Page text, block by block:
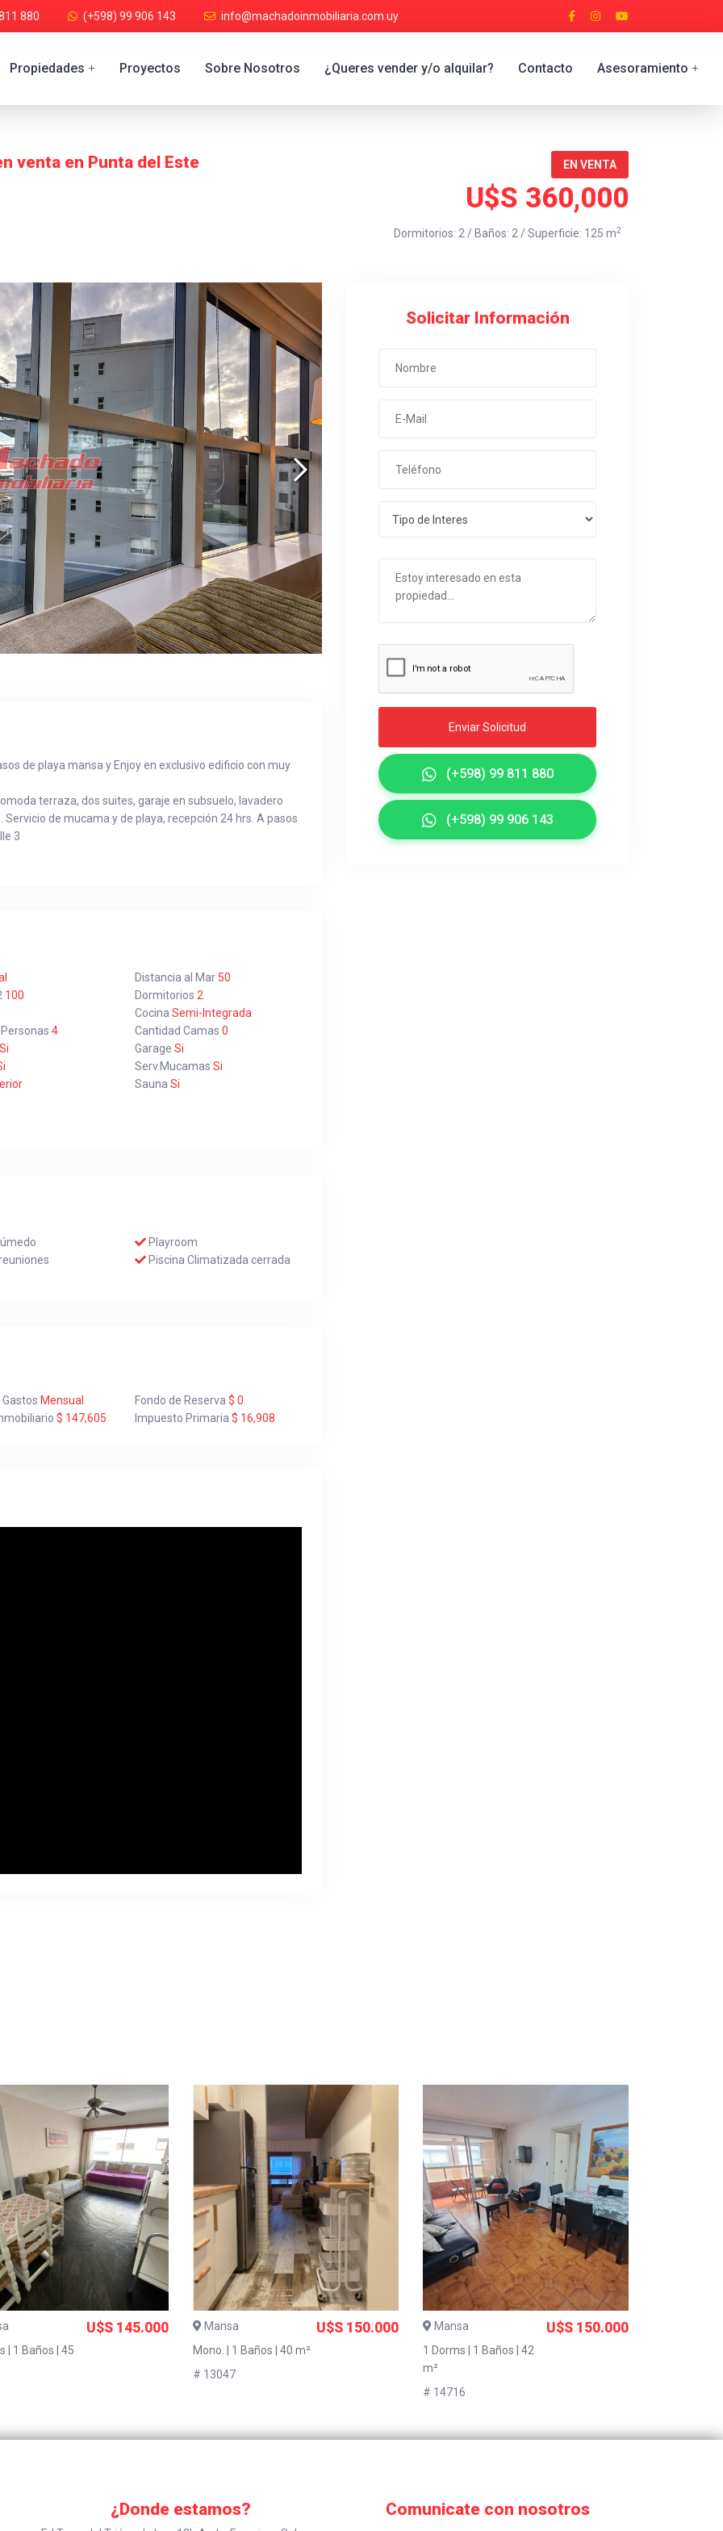
880 (+598) 99 906 143 info@machadoinmobiliaria.com.uy
Propiedades + Proyectos Sobre Nosotros ¿Queres vender y/o alquilar? Contacto Asesoramiento +
venta en Punta del Este EN VENTA
U$S 360,000
Dormitorios: 2 / Baños: 2 / Superficie: 125 m2
de playa mansa y Enjoy en exclusivo edificio con muy
terraza, dos suites, garaje en subsuelo, lavadero
de mucama y de playa, recepción 24 hrs. A pasos
3
Distancia al Mar 50
100 Dormitorios 2
Cocina Semi-Integrada
4 Cantidad Camas 0
Si Garage Si
Serv.Mucamas Si
Sauna Si
Playroom
Piscina Climatizada cerrada
Gastos Mensual Fondo de Reserva$ 0
$ 147,605 Impuesto Primaria$ 16,908
Solicitar Información
Enviar Solicitud
(+598) 99 811 880
(+598) 99 906 143
U$S 145.000
| 1 Baños | 45
Mansa U$S 150.000
Mono. | 1 Baños | 40 m²
# 13047
Mansa U$S 150.000
1 Dorms | 1 Baños | 42
m²
# 14716
¿Donde estamos? Comunicate con nosotros